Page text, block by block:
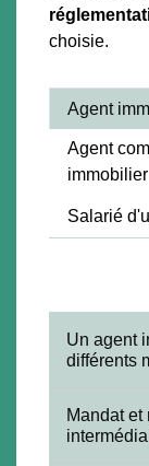
choisie.
Agent
Agent
immobilier
Salarié
Un agent
différents
Mandat et